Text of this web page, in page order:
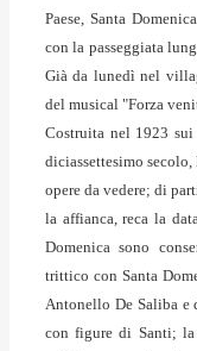
Paese, Santa
con la passeggiata
Già da lunedì nel
del musical "Forza
Costruita nel 1923
diciassettesimo
opere da vedere; di
la affianca, reca la
Domenica sono
trittico con Santa
Antonello De Saliba e
con figure di Santi; la